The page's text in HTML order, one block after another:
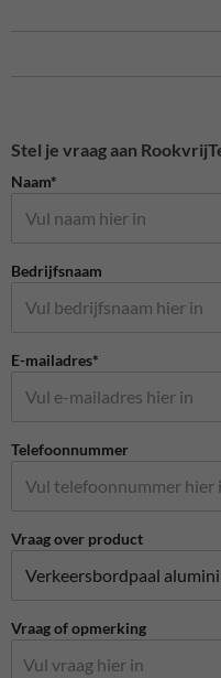
Stel je vraag aan
Naam*
Bedrijfsnaam
E-mailadres*
Telefoonnummer
Vraag over product
Vraag of opmerking